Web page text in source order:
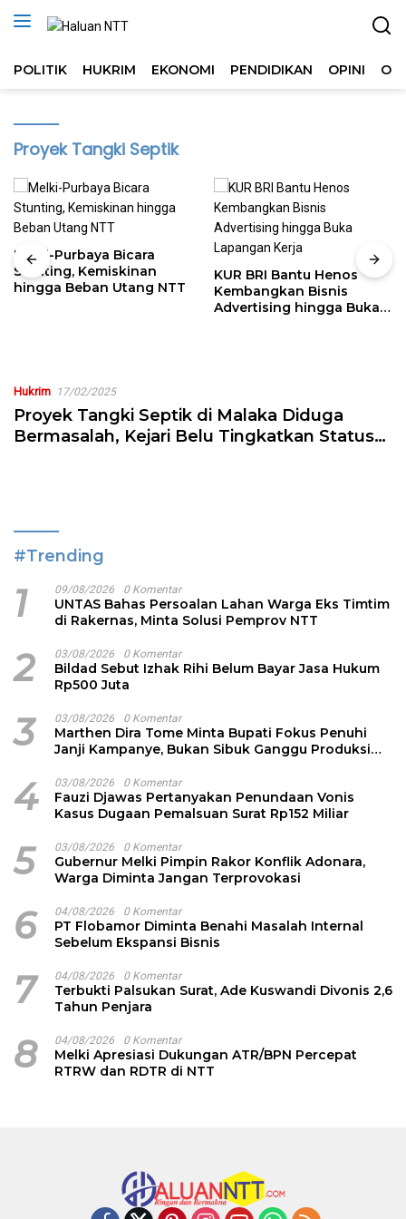
POLITIK HUKRIM EKONOMI PENDIDIKAN OPINI
Proyek Tangki Septik
Melki-Purbaya Bicara
Stunting, Kemiskinan
hingga Beban Utang NTT
KUR BRI Bantu Henos
Kembangkan Bisnis
Advertising hingga Buka
Hukrim 17/02/2025
Proyek Tangki Septik di Malaka Diduga
Bermasalah, Kejari Belu Tingkatkan Status
#Trending
1 09/08/2026 0 Komentar
UNTAS Bahas Persoalan Lahan Warga Eks Timtim
di Rakernas, Minta Solusi Pemprov NTT
2 03/08/2026 0 Komentar
Bildad Sebut Izhak Rihi Belum Bayar Jasa Hukum
Rp500 Juta
3 03/08/2026 0 Komentar
Marthen Dira Tome Minta Bupati Fokus Penuhi
Janji Kampanye, Bukan Sibuk Ganggu Produksi
4 03/08/2026 0 Komentar
Fauzi Djawas Pertanyakan Penundaan Vonis
Kasus Dugaan Pemalsuan Surat Rp152 Miliar
5 03/08/2026 0 Komentar
Gubernur Melki Pimpin Rakor Konflik Adonara,
Warga Diminta Jangan Terprovokasi
6 04/08/2026 0 Komentar
PT Flobamor Diminta Benahi Masalah Internal
Sebelum Ekspansi Bisnis
7 04/08/2026 0 Komentar
Terbukti Palsukan Surat, Ade Kuswandi Divonis 2,6
Tahun Penjara
8 04/08/2026 0 Komentar
Melki Apresiasi Dukungan ATR/BPN Percepat
RTRW dan RDTR di NTT